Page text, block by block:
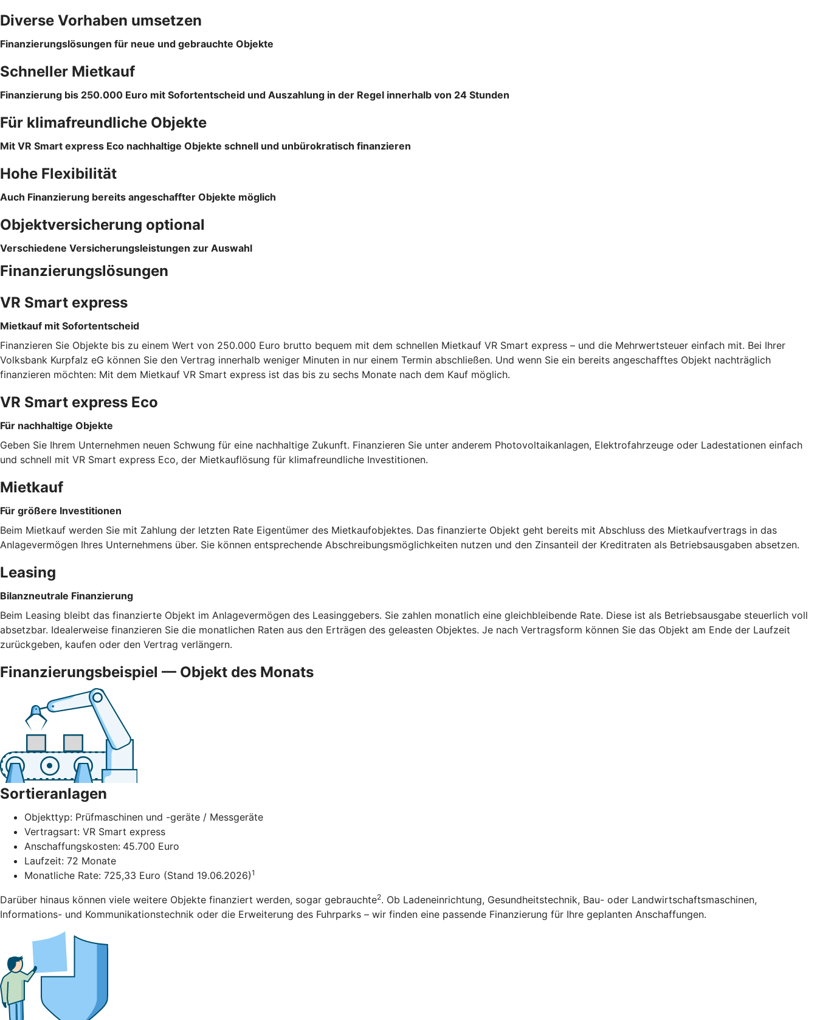
Diverse Vorhaben umsetzen
Finanzierungslösungen für neue und gebrauchte Objekte
Schneller Mietkauf
Finanzierung bis 250.000 Euro mit Sofortentscheid und Auszahlung in der Regel innerhalb von 24 Stunden
Für klimafreundliche Objekte
Mit VR Smart express Eco nachhaltige Objekte schnell und unbürokratisch finanzieren
Hohe Flexibilität
Auch Finanzierung bereits angeschaffter Objekte möglich
Objektversicherung optional
Verschiedene Versicherungsleistungen zur Auswahl
Finanzierungslösungen
VR Smart express
Mietkauf mit Sofortentscheid
Finanzieren Sie Objekte bis zu einem Wert von 250.000 Euro brutto bequem mit dem schnellen Mietkauf VR Smart express – und die Mehrwertsteuer einfach mit. Bei Ihrer
Volksbank Kurpfalz eG können Sie den Vertrag innerhalb weniger Minuten in nur einem Termin abschließen. Und wenn Sie ein bereits angeschafftes Objekt nachträglich
finanzieren möchten: Mit dem Mietkauf VR Smart express ist das bis zu sechs Monate nach dem Kauf möglich.
VR Smart express Eco
Für nachhaltige Objekte
Geben Sie Ihrem Unternehmen neuen Schwung für eine nachhaltige Zukunft. Finanzieren Sie unter anderem Photovoltaikanlagen, Elektrofahrzeuge oder Ladestationen einfach
und schnell mit VR Smart express Eco, der Mietkauflösung für klimafreundliche Investitionen.
Mietkauf
Für größere Investitionen
Beim Mietkauf werden Sie mit Zahlung der letzten Rate Eigentümer des Mietkaufobjektes. Das finanzierte Objekt geht bereits mit Abschluss des Mietkaufvertrags in das
Anlagevermögen Ihres Unternehmens über. Sie können entsprechende Abschreibungsmöglichkeiten nutzen und den Zinsanteil der Kreditraten als Betriebsausgaben absetzen.
Leasing
Bilanzneutrale Finanzierung
Beim Leasing bleibt das finanzierte Objekt im Anlagevermögen des Leasinggebers. Sie zahlen monatlich eine gleichbleibende Rate. Diese ist als Betriebsausgabe steuerlich voll
absetzbar. Idealerweise finanzieren Sie die monatlichen Raten aus den Erträgen des geleasten Objektes. Je nach Vertragsform können Sie das Objekt am Ende der Laufzeit
zurückgeben, kaufen oder den Vertrag verlängern.
Finanzierungsbeispiel — Objekt des Monats
Sortieranlagen
Objekttyp: Prüfmaschinen und -geräte / Messgeräte
Vertragsart: VR Smart express
Anschaffungskosten: 45.700 Euro
Laufzeit: 72 Monate
Monatliche Rate: 725,33 Euro (Stand 19.06.2026)1
Darüber hinaus können viele weitere Objekte finanziert werden, sogar gebrauchte2. Ob Ladeneinrichtung, Gesundheitstechnik, Bau- oder Landwirtschaftsmaschinen,
Informations- und Kommunikationstechnik oder die Erweiterung des Fuhrparks – wir finden eine passende Finanzierung für Ihre geplanten Anschaffungen.